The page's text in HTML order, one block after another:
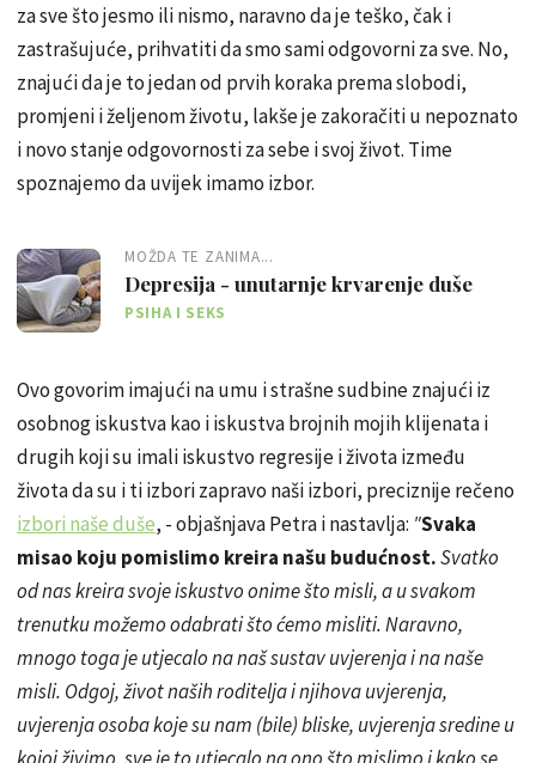
za sve što jesmo ili nismo, naravno da je teško, čak i
zastrašujuće, prihvatiti da smo sami odgovorni za sve. No,
znajući da je to jedan od prvih koraka prema slobodi,
promjeni i željenom životu, lakše je zakoračiti u nepoznato
i novo stanje odgovornosti za sebe i svoj život. Time
spoznajemo da uvijek imamo izbor.
MOŽDA TE ZANIMA...
Depresija - unutarnje krvarenje duše
PSIHA I SEKS
Ovo govorim imajući na umu i strašne sudbine znajući iz
osobnog iskustva kao i iskustva brojnih mojih klijenata i
drugih koji su imali iskustvo regresije i života između
života da su i ti izbori zapravo naši izbori, preciznije rečeno
izbori naše duše, - objašnjava Petra i nastavlja: "Svaka
misao koju pomislimo kreira našu budućnost.Svatko
od nas kreira svoje iskustvo onime što misli, a u svakom
trenutku možemo odabrati što ćemo misliti. Naravno,
mnogo toga je utjecalo na naš sustav uvjerenja i na naše
misli. Odgoj, život naših roditelja i njihova uvjerenja,
uvjerenja osoba koje su nam (bile) bliske, uvjerenja sredine u